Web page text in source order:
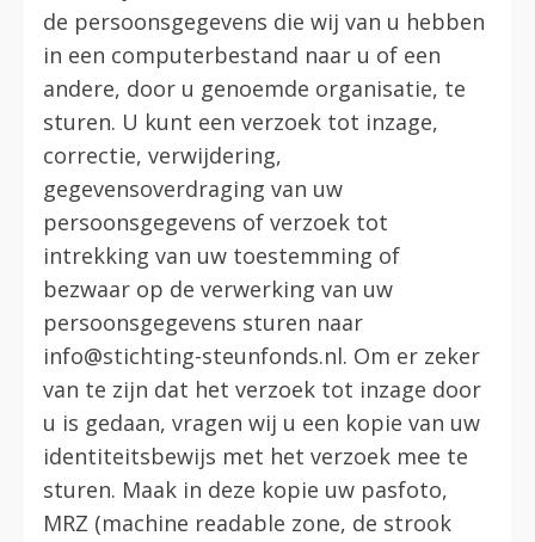
de persoonsgegevens die wij van u hebben
in een computerbestand naar u of een
andere, door u genoemde organisatie, te
sturen. U kunt een verzoek tot inzage,
correctie, verwijdering,
gegevensoverdraging van uw
persoonsgegevens of verzoek tot
intrekking van uw toestemming of
bezwaar op de verwerking van uw
persoonsgegevens sturen naar
info@stichting-steunfonds.nl. Om er zeker
van te zijn dat het verzoek tot inzage door
u is gedaan, vragen wij u een kopie van uw
identiteitsbewijs met het verzoek mee te
sturen. Maak in deze kopie uw pasfoto,
MRZ (machine readable zone, de strook